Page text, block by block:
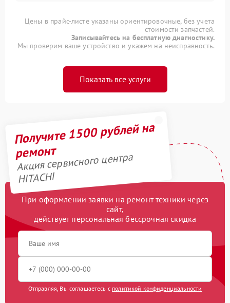
Цены в прайс-листе указаны ориентировочные, без учета
стоимости запчастей.
Записывайтесь на бесплатную диагностику.
Мы проверим ваше устройство и укажем на неисправность.
Показать все услуги
Получите 1500 рублей на
ремонт
Акция сервисного центра
HITACHI
При оформлении заявки на ремонт техники через
сайт,
действует персональная бессрочная скидка
Отправляя, Вы соглашаетесь с политикой конфиденциальности